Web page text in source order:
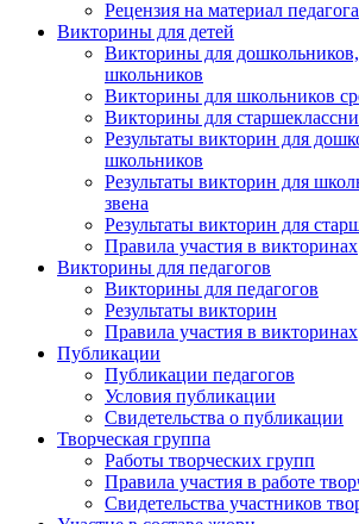
Рецензия на материал педагога
Викторины для детей
Викторины для
школьников
Викторины для школьников
Викторины для
Результаты викторин для
школьников
Результаты викторин для
звена
Результаты викторин для
Правила участия в викторинах
Викторины для педагогов
Викторины для педагогов
Результаты викторин
Правила участия в викторинах
Публикации
Публикации педагогов
Условия публикации
Свидетельства о публикации
Творческая группа
Работы творческих групп
Правила участия в работе
Свидетельства участников
Анонсы
Подпишитесь на анонсы
первыми о самом